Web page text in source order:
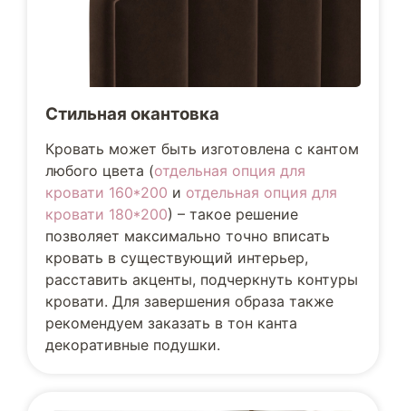
Стильная окантовка
Кровать может быть изготовлена с кантом
любого цвета (отдельная опция для
кровати 160*200 и отдельная опция для
кровати 180*200) – такое решение
позволяет максимально точно вписать
кровать в существующий интерьер,
расставить акценты, подчеркнуть контуры
кровати. Для завершения образа также
рекомендуем заказать в тон канта
декоративные подушки.